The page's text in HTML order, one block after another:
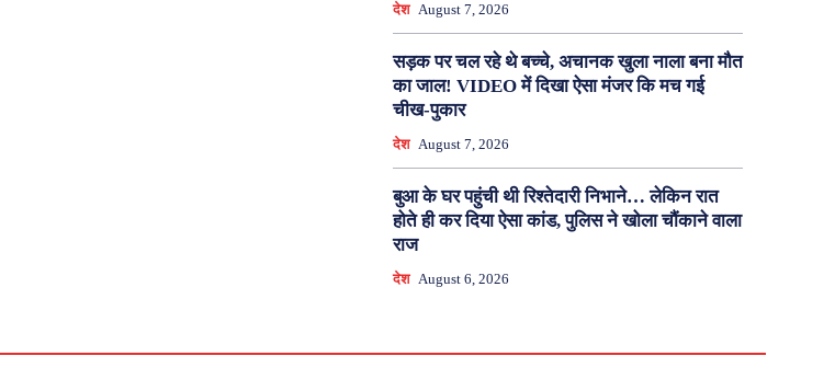
देश August 7, 2026
सड़क पर चल रहे थे बच्चे, अचानक खुला नाला बना मौत
का जाल! VIDEO में दिखा ऐसा मंजर कि मच गई
चीख-पुकार
देश August 7, 2026
बुआ के घर पहुंची थी रिश्तेदारी निभाने… लेकिन रात
होते ही कर दिया ऐसा कांड, पुलिस ने खोला चौंकाने वाला
राज
देश August 6, 2026